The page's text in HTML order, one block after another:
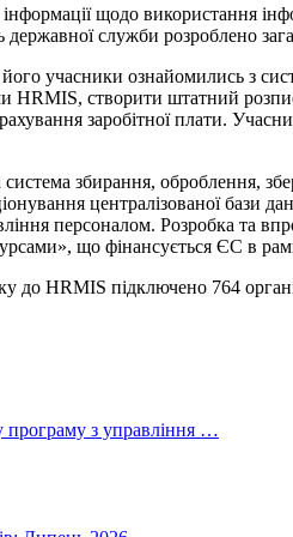
щодо використання
державної служби розроблено
його учасники ознайомились з
HRMIS, створити штатний
заробітної плати.
збирання, оброблення,
централізованої бази
персоналом. Розробка та
що фінансується ЄС в
до HRMIS підключено 764
програму з управління …